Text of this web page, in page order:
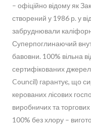
– офіційно відому як
створений у 1986 р. у
забруднювали
Суперпоглинаючий
бавовни. 100% вільна
сертифікованих
Council) гарантує, що
керованих лісових
виробничих та
100% без хлору –